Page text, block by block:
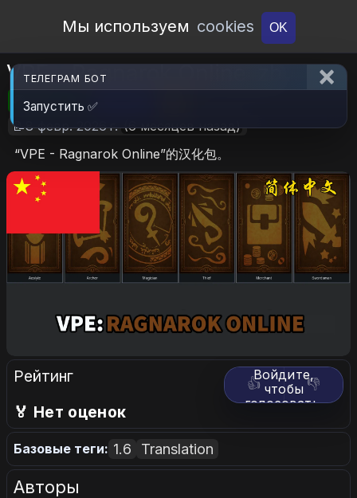
Open Workshop
Мы используем cookies OK
VPE - Ragnarok Online_zh
🎮RimWorld 📦2.1 MB
📝8 февр. 2026 г. (6 месяцев назад)
“VPE - Ragnarok Online”的汉化包。
Рейтинг 👍 👎
Войдите,
чтобы
голосовать.
🏅 Нет оценок
Базовые теги: 1.6 Translation
Авторы
ТЕЛЕГРАМ БОТ
Запустить ✅